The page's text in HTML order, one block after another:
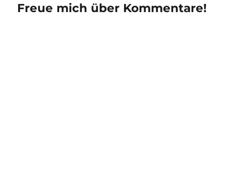
Freue mich über Kommentare!